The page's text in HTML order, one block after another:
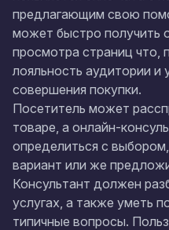
предлагающим свою
может быстро получить
просмотра страниц что,
лояльность аудитории и
совершения покупки.
Посетитель может
товаре, а онлайн-
определиться с
вариант или же
Консультант должен
услугах, а также уметь
типичные вопросы.